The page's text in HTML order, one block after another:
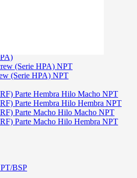
(Serie HPA) NPT
(Serie HPA) NPT
Parte Hembra Hilo Macho NPT
Parte Hembra Hilo Hembra NPT
Parte Macho Hilo Macho NPT
Parte Macho Hilo Hembra NPT
BSP